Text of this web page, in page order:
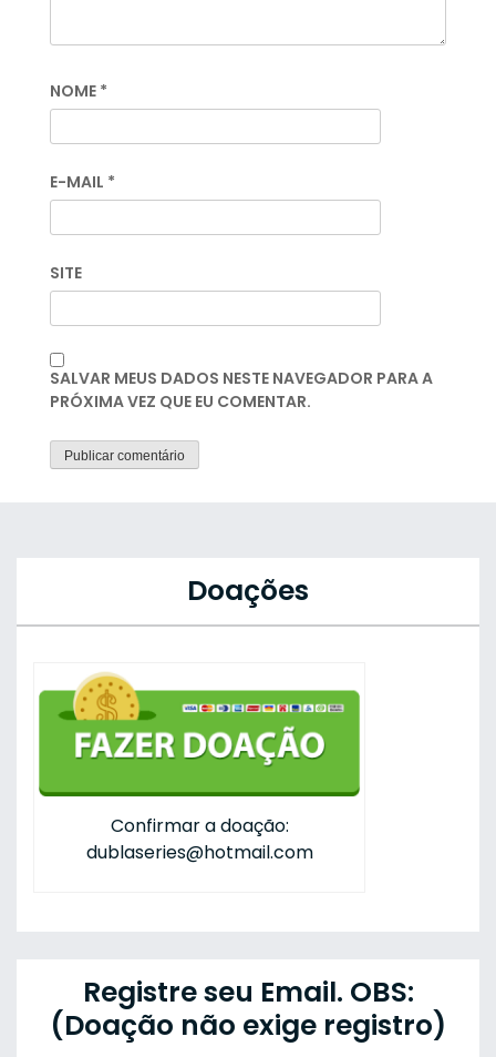
NOME *
E-MAIL *
SITE
SALVAR MEUS DADOS NESTE NAVEGADOR PARA A
PRÓXIMA VEZ QUE EU COMENTAR.
Doações
Confirmar a doação:
dublaseries@hotmail.com
Registre seu Email. OBS:
(Doação não exige registro)